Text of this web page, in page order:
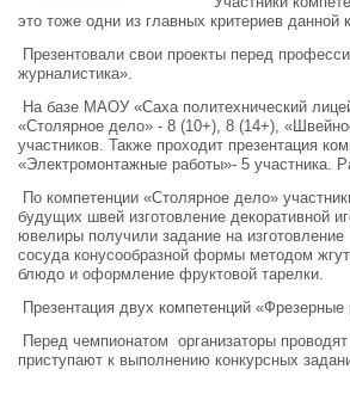
это тоже одни из главных критериев данной
Презентовали свои проекты перед
журналистика».
На базе МАОУ «Саха политехнический
«Столярное дело» - 8 (10+), 8 (14+),
участников. Также проходит презентация
«Электромонтажные работы»- 5 участника.
По компетенции «Столярное дело»
будущих швей изготовление декоративной
ювелиры получили задание на
сосуда конусообразной формы методом
блюдо и оформление фруктовой тарелки.
Презентация двух компетенций
Перед чемпионатом организаторы
приступают к выполнению конкурсных